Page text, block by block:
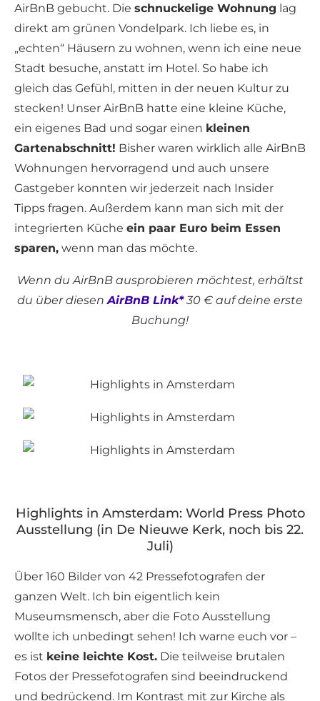
AirBnB gebucht. Die schnuckelige Wohnung lag
direkt am grünen Vondelpark. Ich liebe es, in
„echten“ Häusern zu wohnen, wenn ich eine neue
Stadt besuche, anstatt im Hotel. So habe ich
gleich das Gefühl, mitten in der neuen Kultur zu
stecken! Unser AirBnB hatte eine kleine Küche,
ein eigenes Bad und sogar einen kleinen
Gartenabschnitt! Bisher waren wirklich alle AirBnB
Wohnungen hervorragend und auch unsere
Gastgeber konnten wir jederzeit nach Insider
Tipps fragen. Außerdem kann man sich mit der
integrierten Küche ein paar Euro beim Essen
sparen, wenn man das möchte.
Wenn du AirBnB ausprobieren möchtest, erhältst
du über diesenAirBnB Link*30 € auf deine erste
Buchung!
Highlights in Amsterdam: World Press Photo
Ausstellung (in De Nieuwe Kerk, noch bis 22.
Juli)
Über 160 Bilder von 42 Pressefotografen der
ganzen Welt. Ich bin eigentlich kein
Museumsmensch, aber die Foto Ausstellung
wollte ich unbedingt sehen! Ich warne euch vor –
es ist keine leichte Kost. Die teilweise brutalen
Fotos der Pressefotografen sind beeindruckend
und bedrückend. Im Kontrast mit zur Kirche als